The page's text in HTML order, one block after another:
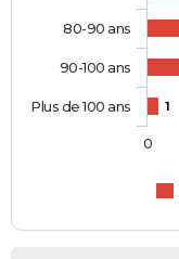
1
80-90 ans
90-100 ans
Plus de 100 ans
0